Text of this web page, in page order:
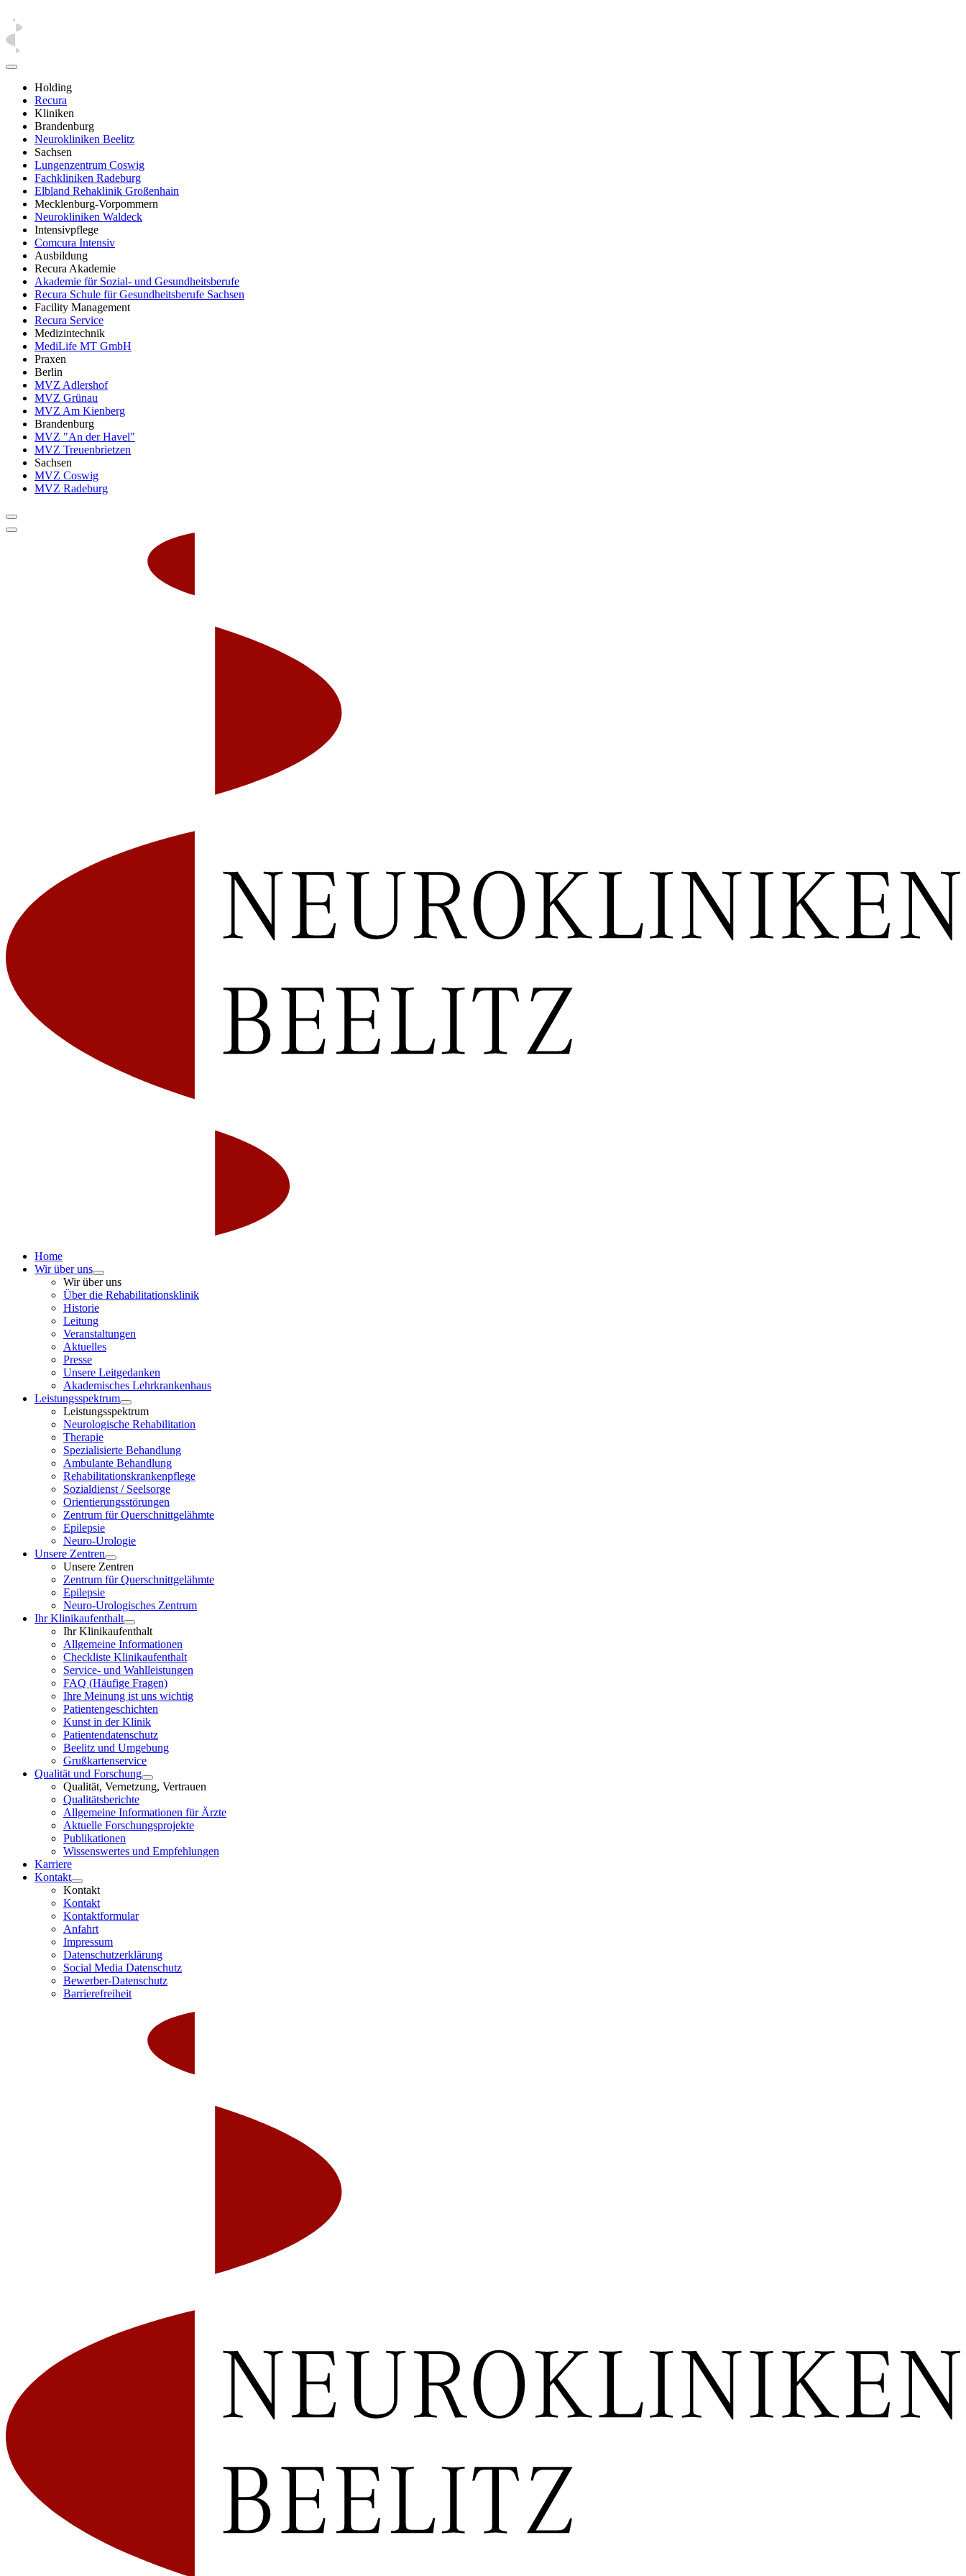
Holding
Recura
Kliniken
Brandenburg
Neurokliniken Beelitz
Sachsen
Lungenzentrum Coswig
Fachkliniken Radeburg
Elbland Rehaklinik Großenhain
Mecklenburg-Vorpommern
Neurokliniken Waldeck
Intensivpflege
Comcura Intensiv
Ausbildung
Recura Akademie
Akademie für Sozial- und Gesundheitsberufe
Recura Schule für Gesundheitsberufe Sachsen
Facility Management
Recura Service
Medizintechnik
MediLife MT GmbH
Praxen
Berlin
MVZ Adlershof
MVZ Grünau
MVZ Am Kienberg
Brandenburg
MVZ "An der Havel"
MVZ Treuenbrietzen
Sachsen
MVZ Coswig
MVZ Radeburg
Home
Wir über uns
Wir über uns
Über die Rehabilitationsklinik
Historie
Leitung
Veranstaltungen
Aktuelles
Presse
Unsere Leitgedanken
Akademisches Lehrkrankenhaus
Leistungsspektrum
Leistungsspektrum
Neurologische Rehabilitation
Therapie
Spezialisierte Behandlung
Ambulante Behandlung
Rehabilitationskrankenpflege
Sozialdienst / Seelsorge
Orientierungsstörungen
Zentrum für Querschnittgelähmte
Epilepsie
Neuro-Urologie
Unsere Zentren
Unsere Zentren
Zentrum für Querschnittgelähmte
Epilepsie
Neuro-Urologisches Zentrum
Ihr Klinikaufenthalt
Ihr Klinikaufenthalt
Allgemeine Informationen
Checkliste Klinikaufenthalt
Service- und Wahlleistungen
FAQ (Häufige Fragen)
Ihre Meinung ist uns wichtig
Patientengeschichten
Kunst in der Klinik
Patientendatenschutz
Beelitz und Umgebung
Grußkartenservice
Qualität und Forschung
Qualität, Vernetzung, Vertrauen
Qualitätsberichte
Allgemeine Informationen für Ärzte
Aktuelle Forschungsprojekte
Publikationen
Wissenswertes und Empfehlungen
Karriere
Kontakt
Kontakt
Kontakt
Kontaktformular
Anfahrt
Impressum
Datenschutzerklärung
Social Media Datenschutz
Bewerber-Datenschutz
Barrierefreiheit